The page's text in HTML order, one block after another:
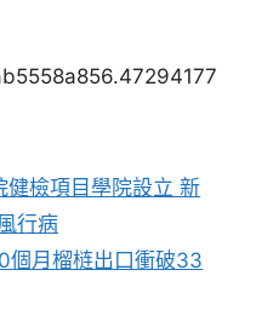
檢項目學院設立 新
行病
個月榴梿出口衝破33